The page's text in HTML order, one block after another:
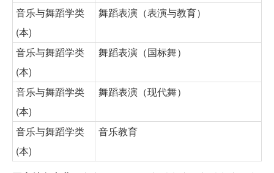
音乐与舞蹈学类
(本)
舞蹈表演（表演与教育）
音乐与舞蹈学类
(本)
舞蹈表演（国标舞）
音乐与舞蹈学类
(本)
舞蹈表演（现代舞）
音乐与舞蹈学类
(本)
音乐教育